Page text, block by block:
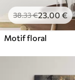
38.33€23.00 €
Motif floral